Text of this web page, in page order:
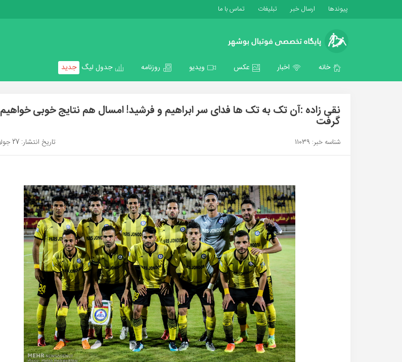
پیوندها ارسال خبر تبلیغات تماس با ما
خانه اخبار عکس ویدیو روزنامه جدول لیگ جدید
نقی زاده :آن تک به تک ها فدای سر ابراهیم و فرشید! امسال هم نتایج خوبی خواهیم
گرفت
شناسه خبر: 11039 تاریخ انتشار: 27 جولای 2018